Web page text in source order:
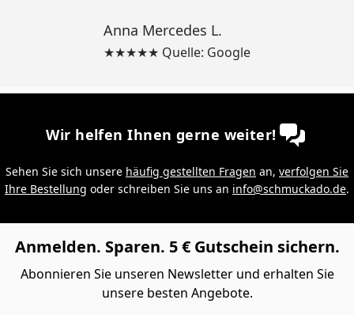
Anna Mercedes L.
★★★★★ Quelle: Google
Wir helfen Ihnen gerne weiter!
Sehen Sie sich unsere häufig gestellten Fragen an, verfolgen Sie
Ihre Bestellung oder schreiben Sie uns an info@schmuckado.de.
Anmelden. Sparen. 5 € Gutschein sichern.
Abonnieren Sie unseren Newsletter und erhalten Sie
unsere besten Angebote.